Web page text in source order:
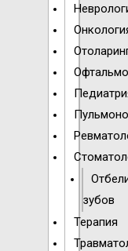
зубов
Терапия